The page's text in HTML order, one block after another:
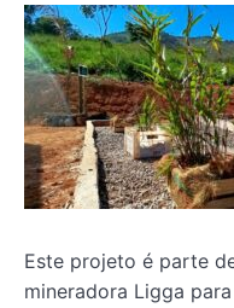
Este projeto é parte
mineradora Ligga